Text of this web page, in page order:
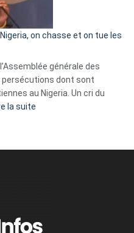
parle
ses
tripes »
Nigeria, on chasse et on tue les
générale des
persécutions dont sont
au Nigeria. Un cri du
la suite
Nigeria,